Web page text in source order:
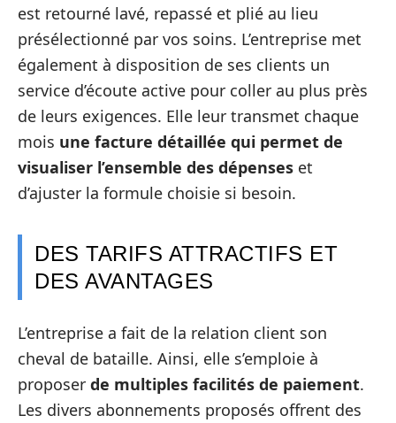
est retourné lavé, repassé et plié au lieu
présélectionné par vos soins. L’entreprise met
également à disposition de ses clients un
service d’écoute active pour coller au plus près
de leurs exigences. Elle leur transmet chaque
mois une facture détaillée qui permet de
visualiser l’ensemble des dépenses et
d’ajuster la formule choisie si besoin.
DES TARIFS ATTRACTIFS ET
DES AVANTAGES
L’entreprise a fait de la relation client son
cheval de bataille. Ainsi, elle s’emploie à
proposer de multiples facilités de paiement.
Les divers abonnements proposés offrent des